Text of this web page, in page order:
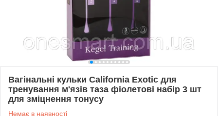
Вагінальні кульки California Exotic для
тренування м'язів таза фіолетові набір 3 шт
для зміцнення тонусу
Немає в наявності